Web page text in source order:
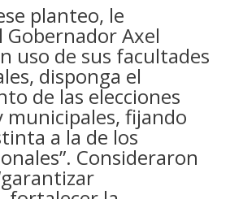
planteo, le
Gobernador Axel
uso de sus facultades
disponga el
de las elecciones
municipales, fijando
a la de los
Consideraron